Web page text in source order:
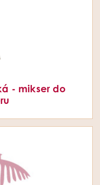
- mikser do